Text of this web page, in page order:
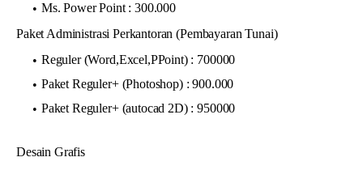
Ms. Power Point : 300.000
Paket Administrasi Perkantoran (Pembayaran Tunai)
Reguler (Word,Excel,PPoint) : 700000
Paket Reguler+ (Photoshop) : 900.000
Paket Reguler+ (autocad 2D) : 950000
Desain Grafis